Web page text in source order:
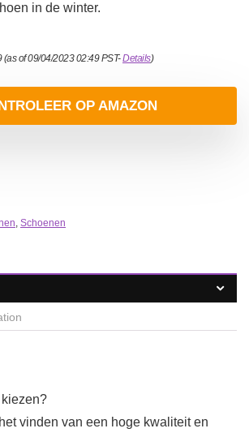
in de winter.
(as of 09/04/2023 02:49 PST-Details)
OP AMAZON
, Schoenen
vinden van een hoge kwaliteit en